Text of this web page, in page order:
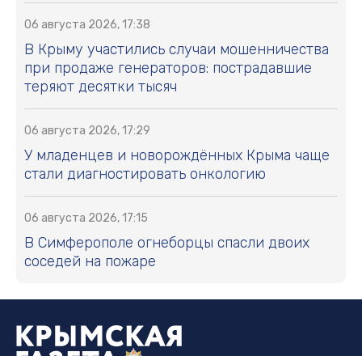
06 августа 2026, 17:38
В Крыму участились случаи мошенничества
при продаже генераторов: пострадавшие
теряют десятки тысяч
06 августа 2026, 17:29
У младенцев и новорождённых Крыма чаще
стали диагностировать онкологию
06 августа 2026, 17:15
В Симферополе огнеборцы спасли двоих
соседей на пожаре